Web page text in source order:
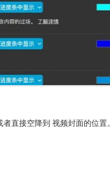
直接空降到 视频封面的位置。